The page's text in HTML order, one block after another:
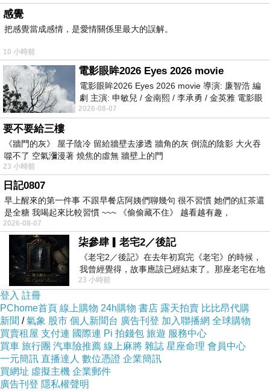
知。」短暫的離別，知道後會有期，彼此祝福，
下次再見，心中也就寬慰許多，因為多了一份期
待；但如果是濃情密意、鶼鰈情深的夫妻，熱戀
中難分難捨的情侶，血濃於水，情同手足的骨肉
至親，朝夕相聚，一日卻因某些因素而分離，那
難分難捨的情感，化作濃濃的相思，真的是分分
秒秒，無比思念的煎熬啊！有時候，時間是最好
的治療師，甚至「離久情疏」，分離的痛苦也就
慢慢的淡化。但如果無法釋懷，自己在綿延深厚
的思念中找不到一個適當的出口，日日夜夜的思
念、牽掛，魂縈夢繞，乃至茶不思，飯不想，深
陷離別相思之苦的泥淖中而無法自拔，恐怕就是
害了「相思病」、「憂鬱症」，成天魂不守舍、
鬱鬱寡歡或以淚洗面。「問世間情是何物，直叫
人生死相許。」惟恐一時的想不開，而走上絕
路，賠上了寶貴的性命，那真是叫人惋惜感嘆、
不勝欷噓！所以，「悲莫悲兮生離別」，離別之
苦，當事人點滴在心頭啊！更叫人傷心欲絕、萬
般無奈的，便是——「死別」。
人一出生便走向死亡，「死別」總有那麼一
感覺
把感覺當成感情，是愛情關係里最大的誤解。
10 小時前
電影眼眸2026 Eyes 2026 movie
電影眼眸2026 Eyes 2026 movie 導演: 廉智浩 編
劇 主演: 申敏兒 / 金南熙 / 李承勇 / 金英雅 電影眼
眸2026描述攝影師徐珍因遺
2026-08-07
要不要給三樓
《牆門的灰》 屋子陰冷 留給牆壁去滲透 牆角的灰 倒流的陰影 大火吞
噬不了 空氣瀰漫著 燒焦的虛無 牆壁上的門
23 小時前
日記0807
早上醒來的第一件事 不跟早餐店阿姨們聊幾句 很不習慣 她們的紅茶還
是全糖 我喝起來比較習慣 ~~~ 《偷偷藏不住》 越看越有趣，
2026-08-07
柒參肆▎老宅2／後記
《老宅2／後記》在去年初寫完《老宅》的時候，
我曾經覺得，故事應該已經結束了。那座老宅在地
震中倒塌，七個人終於離開那片黑暗，
23 小時前
登入 註冊
PChome首頁 線上購物 24h購物 書店 露天拍賣 比比昂代購
新聞 /氣象 股市 個人新聞台 廣告刊登 加入聯播網 全球購物
買賣租屋 支付連 國際連 Pi 拍錢包 旅遊 服務中心
買車 旅行團 汽車險推薦 線上麻將 雜誌 星座命理 會員中心
一元簡訊 直播達人 數位憑證 企業簡訊
買網址 虛擬主機 企業郵件
廣告刊登 隱私權聲明